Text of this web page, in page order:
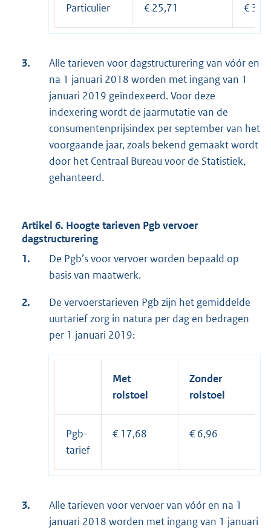
Particulier € 25,71 €
3.
Alle tarieven voor dagstructurering van vóór en
na 1 januari 2018 worden met ingang van 1
januari 2019 geïndexeerd. Voor deze
indexering wordt de jaarmutatie van de
consumentenprijsindex per september van het
voorgaande jaar, zoals bekend gemaakt wordt
door het Centraal Bureau voor de Statistiek,
gehanteerd.
Artikel 6. Hoogte tarieven Pgb vervoer
dagstructurering
1.
De Pgb’s voor vervoer worden bepaald op
basis van maatwerk.
2.
De vervoerstarieven Pgb zijn het gemiddelde
uurtarief zorg in natura per dag en bedragen
per 1 januari 2019:
Met
rolstoel
Zonder
rolstoel
Pgb-
tarief
€ 17,68 € 6,96
3.
Alle tarieven voor vervoer van vóór en na 1
januari 2018 worden met ingang van 1 januari